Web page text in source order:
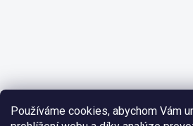
Používáme cookies, abychom Vám